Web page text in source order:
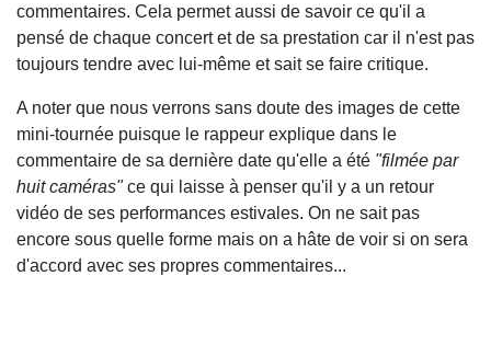
commentaires. Cela permet aussi de savoir ce qu'il a
pensé de chaque concert et de sa prestation car il n'est pas
toujours tendre avec lui-même et sait se faire critique.
A noter que nous verrons sans doute des images de cette
mini-tournée puisque le rappeur explique dans le
commentaire de sa dernière date qu'elle a été "filmée par
huit caméras"ce qui laisse à penser qu'il y a un retour
vidéo de ses performances estivales. On ne sait pas
encore sous quelle forme mais on a hâte de voir si on sera
d'accord avec ses propres commentaires...